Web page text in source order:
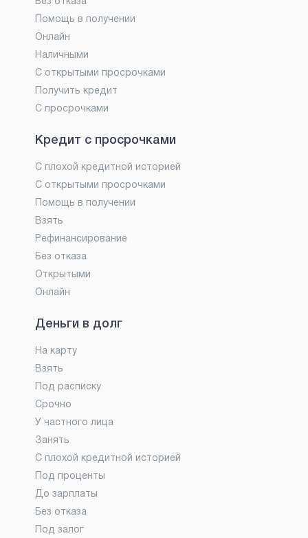
Без отказа
Помощь в получении
Онлайн
Наличными
С открытыми просрочками
Получить кредит
С просрочками
Кредит с просрочками
С плохой кредитной историей
С открытыми просрочками
Помощь в получении
Взять
Рефинансирование
Без отказа
Открытыми
Онлайн
Деньги в долг
На карту
Взять
Под расписку
Срочно
У частного лица
Занять
С плохой кредитной историей
Под проценты
До зарплаты
Без отказа
Под залог